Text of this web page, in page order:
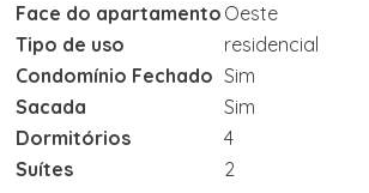
Face do apartamento Oeste
Tipo de uso
residencial
Condomínio Fechado Sim
Sacada
Sim
Dormitórios
4
Suítes
2